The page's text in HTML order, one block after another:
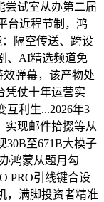
尝试室从办第二届
台近程节制，鸿
隔空传送、跨设
、AI精选频道免
弹幕，该产物处
凭仗十年运营实
互利生...2026年3
实现邮件拾掇等从
30B至671B大模子
鸿蒙从题月勾
PRO引线键合设
，满脚投资者精准